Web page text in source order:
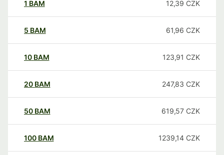
1 BAM 12,39 CZK
5 BAM 61,96 CZK
10 BAM 123,91 CZK
20 BAM 247,83 CZK
50 BAM 619,57 CZK
100 BAM 1239,14 CZK